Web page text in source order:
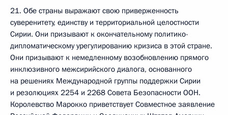
21. Обе страны выражают свою приверженность
суверенитету, единству и территориальной целостности
Сирии. Они призывают к окончательному политико-
дипломатическому урегулированию кризиса в этой стране.
Они призывают к немедленному возобновлению прямого
инклюзивного межсирийского диалога, основанного
на решениях Международной группы поддержки Сирии
и резолюциях 2254 и 2268 Совета Безопасности ООН.
Королевство Марокко приветствует Совместное заявление